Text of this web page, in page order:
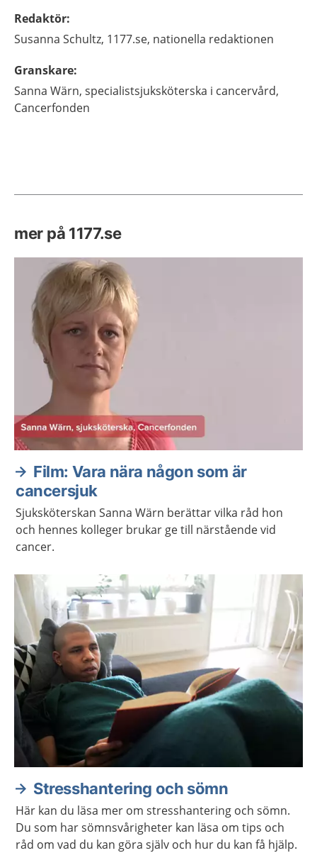
Redaktör:
Susanna Schultz, 1177.se, nationella redaktionen
Granskare:
Sanna Wärn, specialistsjuksköterska i cancervård,
Cancerfonden
mer på 1177.se
Film: Vara nära någon som är
cancersjuk
Sjuksköterskan Sanna Wärn berättar vilka råd hon
och hennes kolleger brukar ge till närstående vid
cancer.
Stresshantering och sömn
Här kan du läsa mer om stresshantering och sömn.
Du som har sömnsvårigheter kan läsa om tips och
råd om vad du kan göra själv och hur du kan få hjälp.